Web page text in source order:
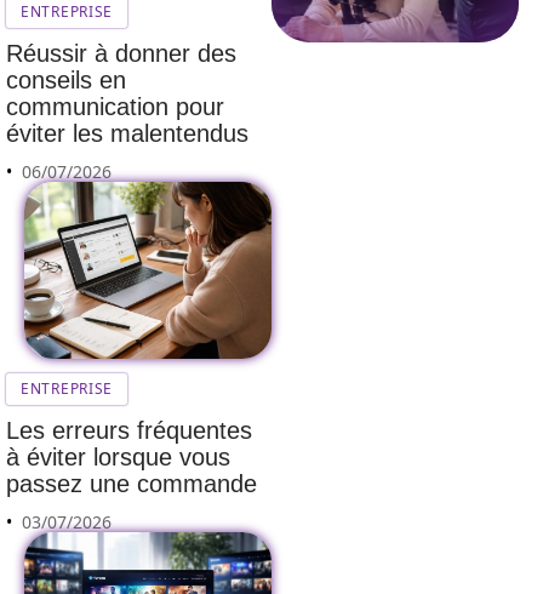
ENTREPRISE
Réussir à donner des
conseils en
communication pour
éviter les malentendus
06/07/2026
ENTREPRISE
Les erreurs fréquentes
à éviter lorsque vous
passez une commande
03/07/2026